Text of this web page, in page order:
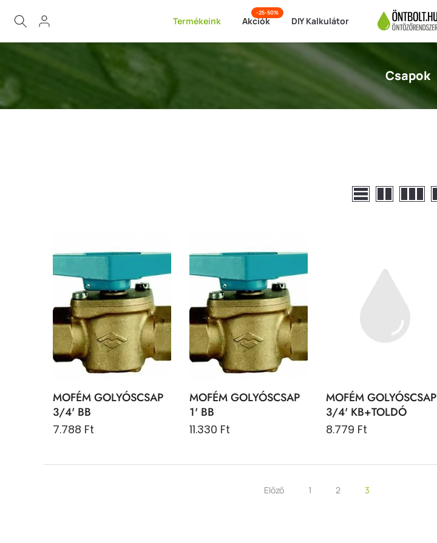
Ugrás
tartalomra
Termékeink Akciók
-25-50%
DIY Kalkulátor
Csapok
MOFÉM GOLYÓSCSAP
3/4' BB
7.788 Ft
MOFÉM GOLYÓSCSAP
1' BB
11.330 Ft
MOFÉM GOLYÓSCSAP
3/4' KB+TOLDÓ
8.779 Ft
Előző 1 2 3